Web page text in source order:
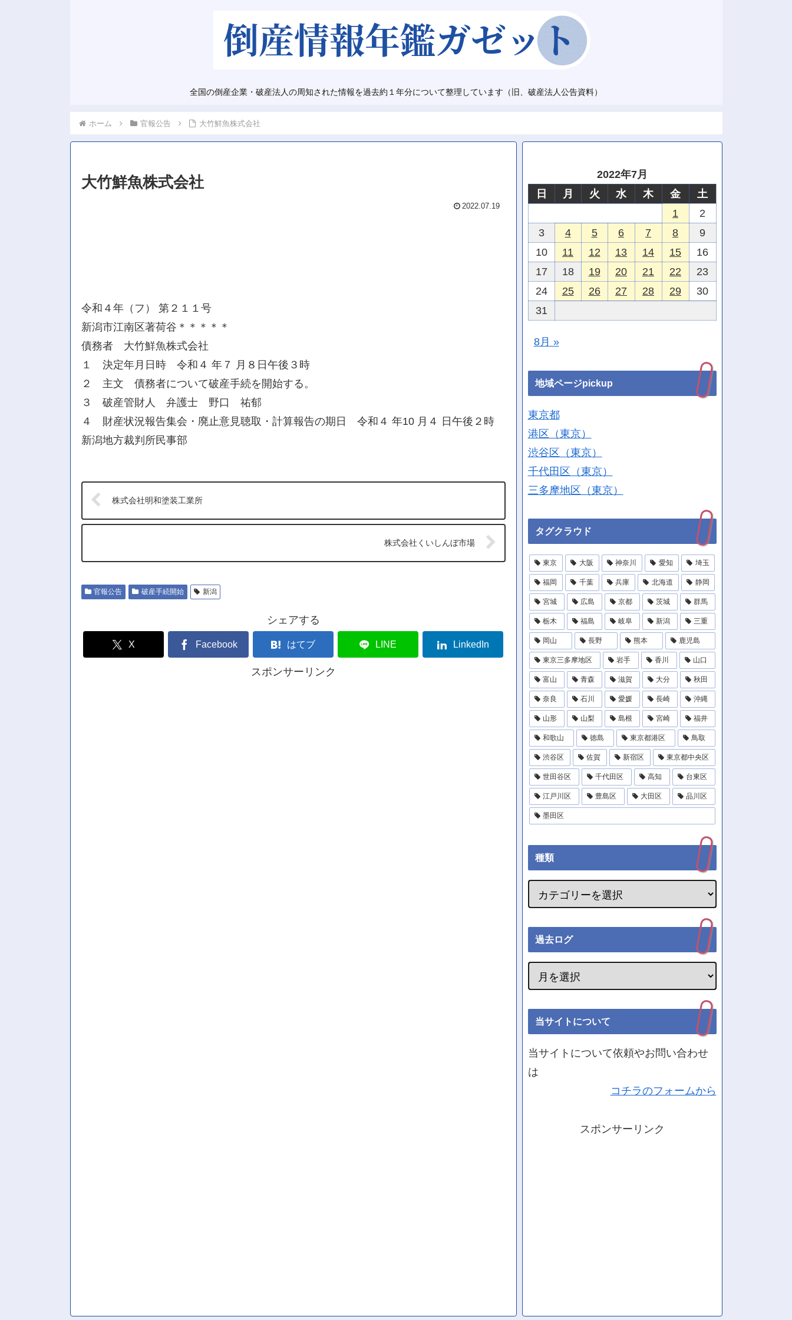
全国の倒産企業・破産法人の周知された情報を過去約１年分について整理しています（旧、破産法人公告資料）
ホーム 官報公告 大竹鮮魚株式会社
大竹鮮魚株式会社
2022.07.19
令和４年（フ） 第２１１号
新潟市江南区著荷谷＊＊＊＊＊
債務者 大竹鮮魚株式会社
１ 決定年月日時 令和４ 年７ 月８日午後３時
２ 主文 債務者について破産手続を開始する。
３ 破産管財人 弁護士 野口 祐郁
４ 財産状況報告集会・廃止意見聴取・計算報告の期日 令和４ 年10 月４ 日午後２時
新潟地方裁判所民事部
株式会社明和塗装工業所
株式会社くいしんぼ市場
官報公告 破産手続開始 新潟
シェアする
X Facebook はてブ LINE LinkedIn
スポンサーリンク
2022年7月
日
月 火 水 木 金
土
1
2
3
4 5 6 7 8
9
10
11 12 13 14 15
16
17
18 19 20 21 22
23
24
25 26 27 28 29
30
31
8月 »
地域ページpickup
東京都
港区（東京）
渋谷区（東京）
千代田区（東京）
三多摩地区（東京）
タグクラウド
東京 大阪 神奈川 愛知 埼玉
福岡 千葉 兵庫 北海道 静岡
宮城 広島 京都 茨城 群馬
栃木 福島 岐阜 新潟 三重
岡山 長野 熊本 鹿児島
東京三多摩地区 岩手 香川 山口
富山 青森 滋賀 大分 秋田
奈良 石川 愛媛 長崎 沖縄
山形 山梨 島根 宮崎 福井
和歌山 徳島 東京都港区 鳥取
渋谷区 佐賀 新宿区 東京都中央区
世田谷区 千代田区 高知 台東区
江戸川区 豊島区 大田区 品川区
墨田区
種類
過去ログ
当サイトについて
当サイトについて依頼やお問い合わせ
は
コチラのフォームから
スポンサーリンク